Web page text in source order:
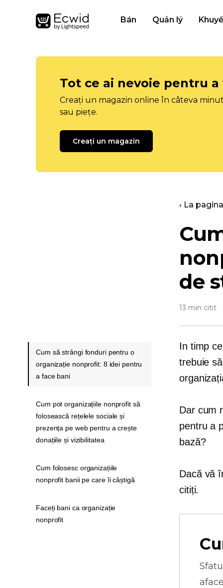
Bán Quản lý
Tot ce ai nevoie pentru
Creați un magazin online în câteva
sau piețe.
Creați un magazin
‹ La
de
13 min citit
In timp ce
trebuie
Dar cum
pentru a
bază?
Dacă vă
citiți.
Cum să strângi fonduri pentru o
organizație nonprofit: 8 idei pentru
a face bani
Cum pot organizațiile nonprofit să
folosească rețelele sociale și
prezența pe web pentru a crește
donațiile și vizibilitatea
Cum folosesc organizațiile
nonprofit banii pe care îi câștigă
Faceți bani ca organizație
nonprofit